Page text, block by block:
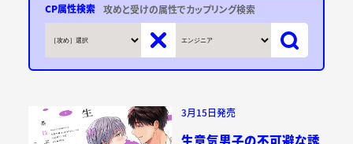
攻めと受けの属性でカップリング検索
CP属性検索
3月15日発売
生意気男子の不可避な誘